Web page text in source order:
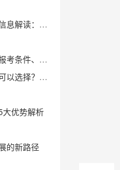
式与课程优势
和备考建议
考方向解析
大优势解析
的新路径